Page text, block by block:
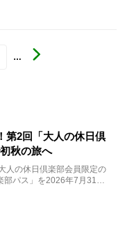
…
第2回「大人の休日倶
秋の旅へ
人の休日倶楽部会員限定の
部パス」を2026年7月31日